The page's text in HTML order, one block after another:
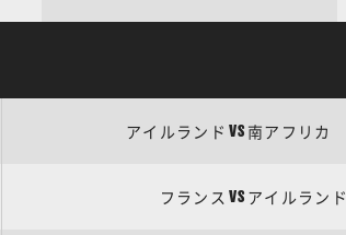
アイルランド VS 南アフリカ
フランス VS アイルランド